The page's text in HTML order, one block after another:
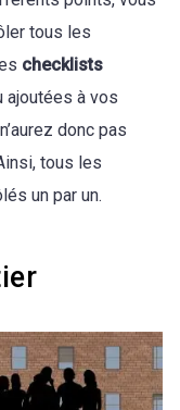
tous les
checklists
ajoutées à vos
donc pas
tous les
un par un.